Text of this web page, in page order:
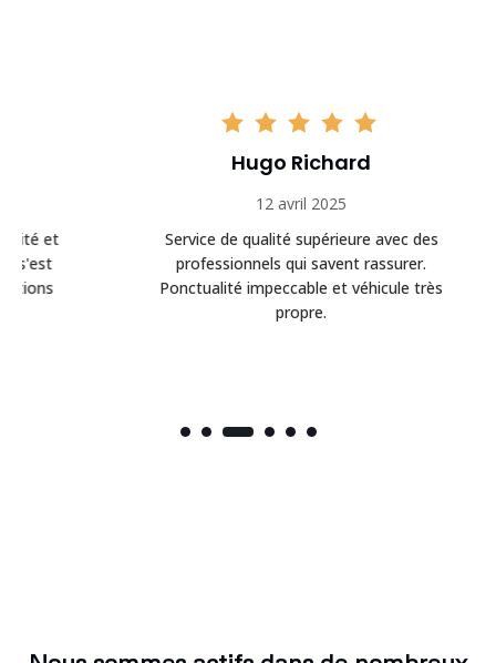
Hugo Richard
12 avril 2025
Service de qualité supérieure avec des
professionnels qui savent rassurer.
Ponctualité impeccable et véhicule très